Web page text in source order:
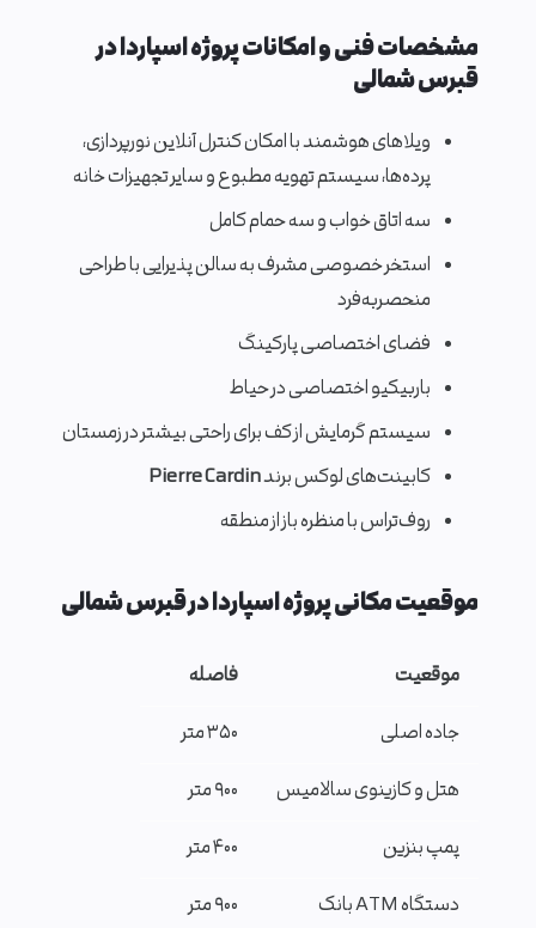
مشخصات فنی و امکانات پروژه اسپاردا در
قبرس شمالی
ویلاهای هوشمند با امکان کنترل آنلاین نورپردازی،
پرده‌ها، سیستم تهویه مطبوع و سایر تجهیزات خانه
سه اتاق خواب و سه حمام کامل
استخر خصوصی مشرف به سالن پذیرایی با طراحی
منحصربه‌فرد
فضای اختصاصی پارکینگ
باربیکیو اختصاصی در حیاط
سیستم گرمایش از کف برای راحتی بیشتر در زمستان
کابینت‌های لوکس برندPierre Cardin
روف‌تراس با منظره باز از منطقه
موقعیت مکانی پروژه اسپاردا در قبرس شمالی
موقعیت
فاصله
جاده اصلی
۳۵۰ متر
هتل و کازینوی سالامیس
۹۰۰ متر
پمپ بنزین
۴۰۰ متر
دستگاه ATM بانک
۹۰۰ متر